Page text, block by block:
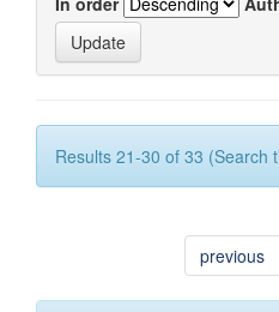
Results 21-30 of 33 (Search
previous